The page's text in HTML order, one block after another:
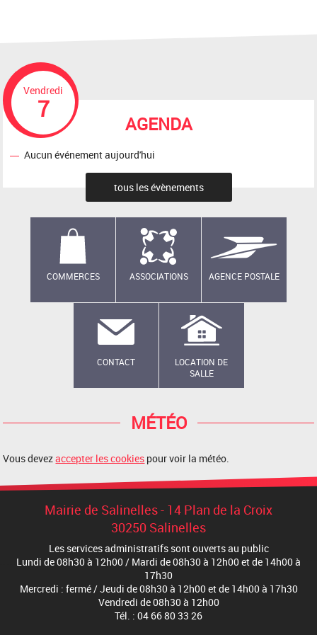
AGENDA
Vendredi
7
Aucun événement aujourd'hui
tous les évènements
COMMERCES ASSOCIATIONS AGENCE POSTALE
CONTACT
LOCATION DE
SALLE
MÉTÉO
Vous devezaccepter les cookies pour voir la météo.
Mairie de Salinelles - 14 Plan de la Croix
30250 Salinelles
Les services administratifs sont ouverts au public
Lundi de 08h30 à 12h00 / Mardi de 08h30 à 12h00 et de 14h00 à
17h30
Mercredi : fermé / Jeudi de 08h30 à 12h00 et de 14h00 à 17h30
Vendredi de 08h30 à 12h00
Tél. : 04 66 80 33 26